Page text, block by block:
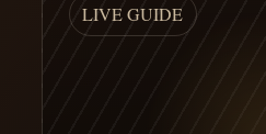
LIVE GUIDE